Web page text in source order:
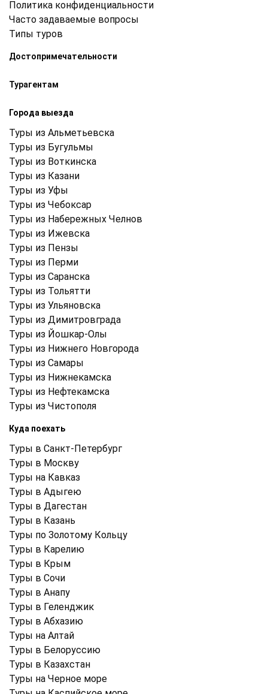
Политика конфиденциальности
Часто задаваемые вопросы
Типы туров
Достопримечательности
Турагентам
Города выезда
Туры из Альметьевска
Туры из Бугульмы
Туры из Воткинска
Туры из Казани
Туры из Уфы
Туры из Чебоксар
Туры из Набережных Челнов
Туры из Ижевска
Туры из Пензы
Туры из Перми
Туры из Саранска
Туры из Тольятти
Туры из Ульяновска
Туры из Димитровграда
Туры из Йошкар-Олы
Туры из Нижнего Новгорода
Туры из Самары
Туры из Нижнекамска
Туры из Нефтекамска
Туры из Чистополя
Куда поехать
Туры в Санкт-Петербург
Туры в Москву
Туры на Кавказ
Туры в Адыгею
Туры в Дагестан
Туры в Казань
Туры по Золотому Кольцу
Туры в Карелию
Туры в Крым
Туры в Cочи
Туры в Анапу
Туры в Геленджик
Туры в Абхазию
Туры на Алтай
Туры в Белоруссию
Туры в Казахстан
Туры на Черное море